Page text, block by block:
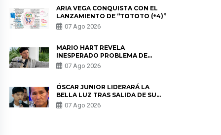
ARIA VEGA CONQUISTA CON EL
LANZAMIENTO DE “TOTOTO (+4)”
07 Ago 2026
MARIO HART REVELA
INESPERADO PROBLEMA DE
SALUD ANTES DE SEPARARSE DE
KORINA: “ME ENCONTRARON UN
07 Ago 2026
ÓSCAR JUNIOR LIDERARÁ LA
BELLA LUZ TRAS SALIDA DE SU
PADRE POR POLÉMICA CON
NALDY SALDAÑA
07 Ago 2026